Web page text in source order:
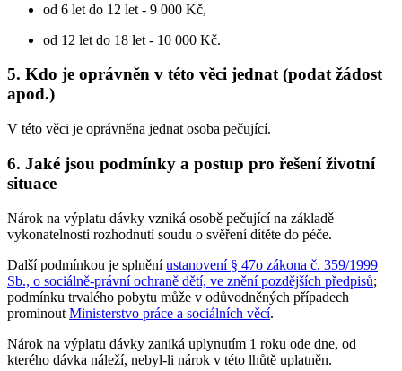
od 6 let do 12 let - 9 000 Kč,
od 12 let do 18 let - 10 000 Kč.
5. Kdo je oprávněn v této věci jednat (podat žádost
apod.)
V této věci je oprávněna jednat osoba pečující.
6. Jaké jsou podmínky a postup pro řešení životní
situace
Nárok na výplatu dávky vzniká osobě pečující na základě
vykonatelnosti rozhodnutí soudu o svěření dítěte do péče.
Další podmínkou je splněníustanovení § 47o zákona č. 359/1999
Sb., o sociálně-právní ochraně dětí, ve znění pozdějších předpisů;
podmínku trvalého pobytu může v odůvodněných případech
prominout Ministerstvo práce a sociálních věcí.
Nárok na výplatu dávky zaniká uplynutím 1 roku ode dne, od
kterého dávka náleží, nebyl-li nárok v této lhůtě uplatněn.